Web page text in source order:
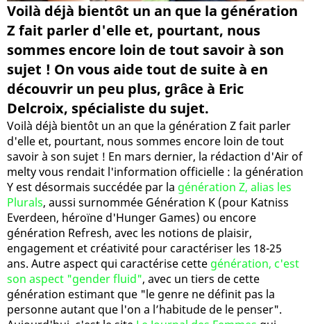
Voilà déjà bientôt un an que la génération
Z fait parler d'elle et, pourtant, nous
sommes encore loin de tout savoir à son
sujet ! On vous aide tout de suite à en
découvrir un peu plus, grâce à Eric
Delcroix, spécialiste du sujet.
Voilà déjà bientôt un an que la génération Z fait parler
d'elle et, pourtant, nous sommes encore loin de tout
savoir à son sujet ! En mars dernier, la rédaction d'Air of
melty vous rendait l'information officielle : la génération
Y est désormais succédée par la génération Z, alias les
Plurals, aussi surnommée Génération K (pour Katniss
Everdeen, héroïne d'Hunger Games) ou encore
génération Refresh, avec les notions de plaisir,
engagement et créativité pour caractériser les 18-25
ans. Autre aspect qui caractérise cette génération, c'est
son aspect "gender fluid", avec un tiers de cette
génération estimant que "le genre ne définit pas la
personne autant que l'on a l’habitude de le penser".